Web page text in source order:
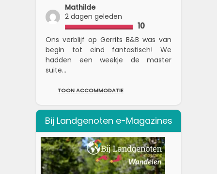
Mathilde
2 dagen geleden
10
Ons verblijf op Gerrits B&B was van
begin tot eind fantastisch! We
hadden een weekje de master
suite...
TOON ACCOMMODATIE
Bij Landgenoten e-Magazines